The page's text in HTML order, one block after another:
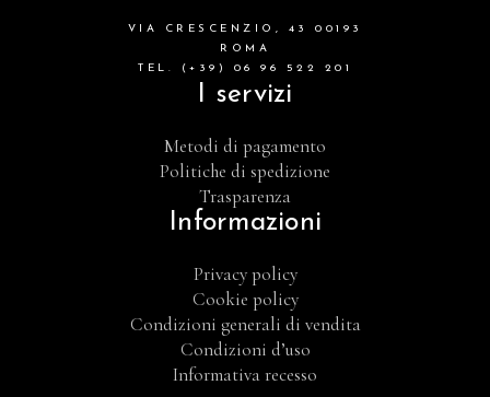
VIA CRESCENZIO, 43 00193
ROMA
TEL. (+39) 06 96 522 201
I servizi
Metodi di pagamento
Politiche di spedizione
Trasparenza
Informazioni
Privacy policy
Cookie policy
Condizioni generali di vendita
Condizioni d’uso
Informativa recesso